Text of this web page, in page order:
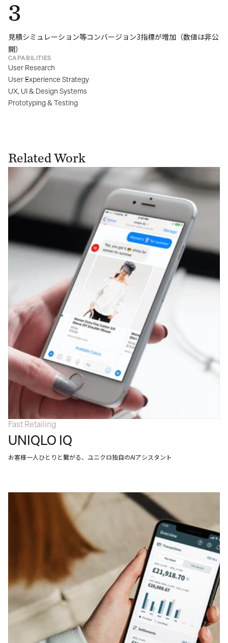
3
見積シミュレーション等コンバージョン3指標が増加（数値は非公
開）
CAPABILITIES
User Research
User Experience Strategy
UX, UI & Design Systems
Prototyping & Testing
Related Work
Fast Retailing
UNIQLO IQ
お客様一人ひとりと繋がる、ユニクロ独自のAIアシスタント